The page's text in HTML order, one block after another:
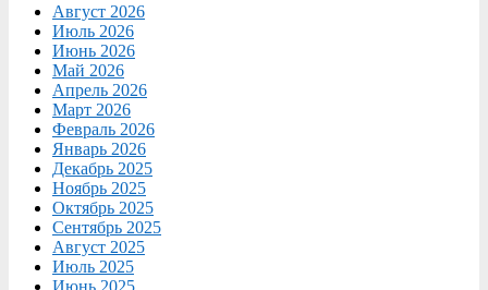
Август 2026
Июль 2026
Июнь 2026
Май 2026
Апрель 2026
Март 2026
Февраль 2026
Январь 2026
Декабрь 2025
Ноябрь 2025
Октябрь 2025
Сентябрь 2025
Август 2025
Июль 2025
Июнь 2025